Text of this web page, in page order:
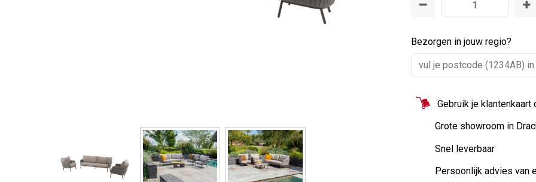
Bezorgen in jouw regio?
Gebruik je
Grote showroom in
Snel leverbaar
Persoonlijk advies van